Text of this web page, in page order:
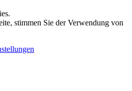
stimmen Sie der Verwendung von